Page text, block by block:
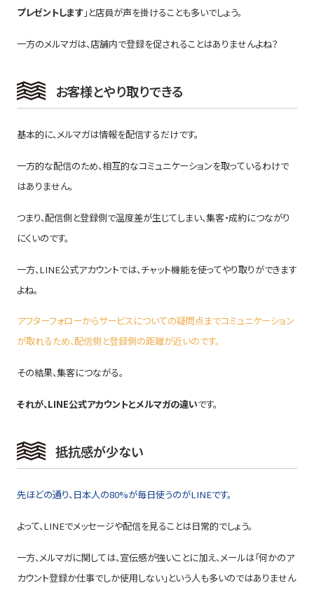
プレゼントします」と店員が声を掛けることも多いでしょう。
一方のメルマガは、店舗内で登録を促されることはありませんよね？
お客様とやり取りできる
基本的に、メルマガは情報を配信するだけです。
一方的な配信のため、相互的なコミュニケーションを取っているわけで
はありません。
つまり、配信側と登録側で温度差が生じてしまい、集客・成約につながり
にくいのです。
一方、LINE公式アカウントでは、チャット機能を使ってやり取りができます
よね。
アフターフォローからサービスについての疑問点までコミュニケーション
が取れるため、配信側と登録側の距離が近いのです。
その結果、集客につながる。
それが、LINE公式アカウントとメルマガの違いです。
抵抗感が少ない
先ほどの通り、日本人の80%が毎日使うのがLINEです。
よって、LINEでメッセージや配信を見ることは日常的でしょう。
一方、メルマガに関しては、宣伝感が強いことに加え、メールは「何かのア
カウント登録か仕事でしか使用しない」という人も多いのではありません